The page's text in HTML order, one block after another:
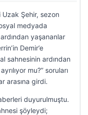
Şehir, sezon
medyada
yaşananlar
Demir’e
sahnesinin ardından
mu?” soruları
arasına girdi.
duyurulmuştu.
şöyleydi;